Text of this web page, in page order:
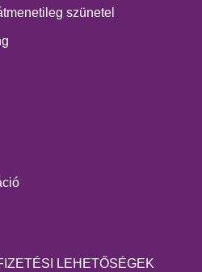
szünetel
LEHETŐSÉGEK